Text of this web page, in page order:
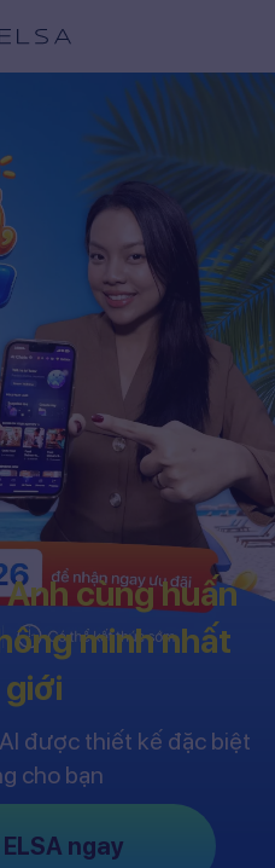
cùng huấn
minh nhất
được thiết kế đặc biệt
cho bạn
ngay